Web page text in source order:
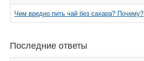
Чем вредно пить чай без сахара? Почему?
Последние ответы